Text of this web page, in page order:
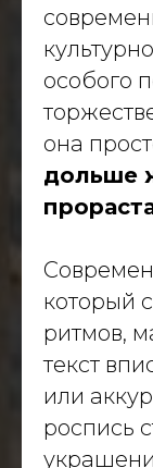
особого
она
дольше
который
ритмов,
текст
или
роспись
для
Навигация
О компании
Портфолио
Услуги
Политика
Материалы